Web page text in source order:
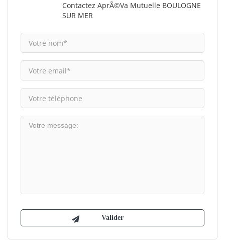
Contactez AprÃ©va Mutuelle BOULOGNE
SUR MER